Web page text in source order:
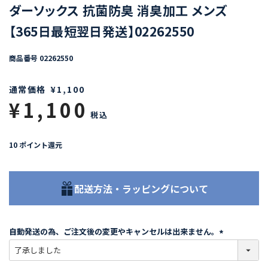
ダーソックス 抗菌防臭 消臭加工 メンズ
【365日最短翌日発送】02262550
商品番号 02262550
通常価格 ¥1,100
¥1,100 税込
10 ポイント還元
配送方法・ラッピングについて
自動発送の為、ご注文後の変更やキャンセルは出来ません。
必